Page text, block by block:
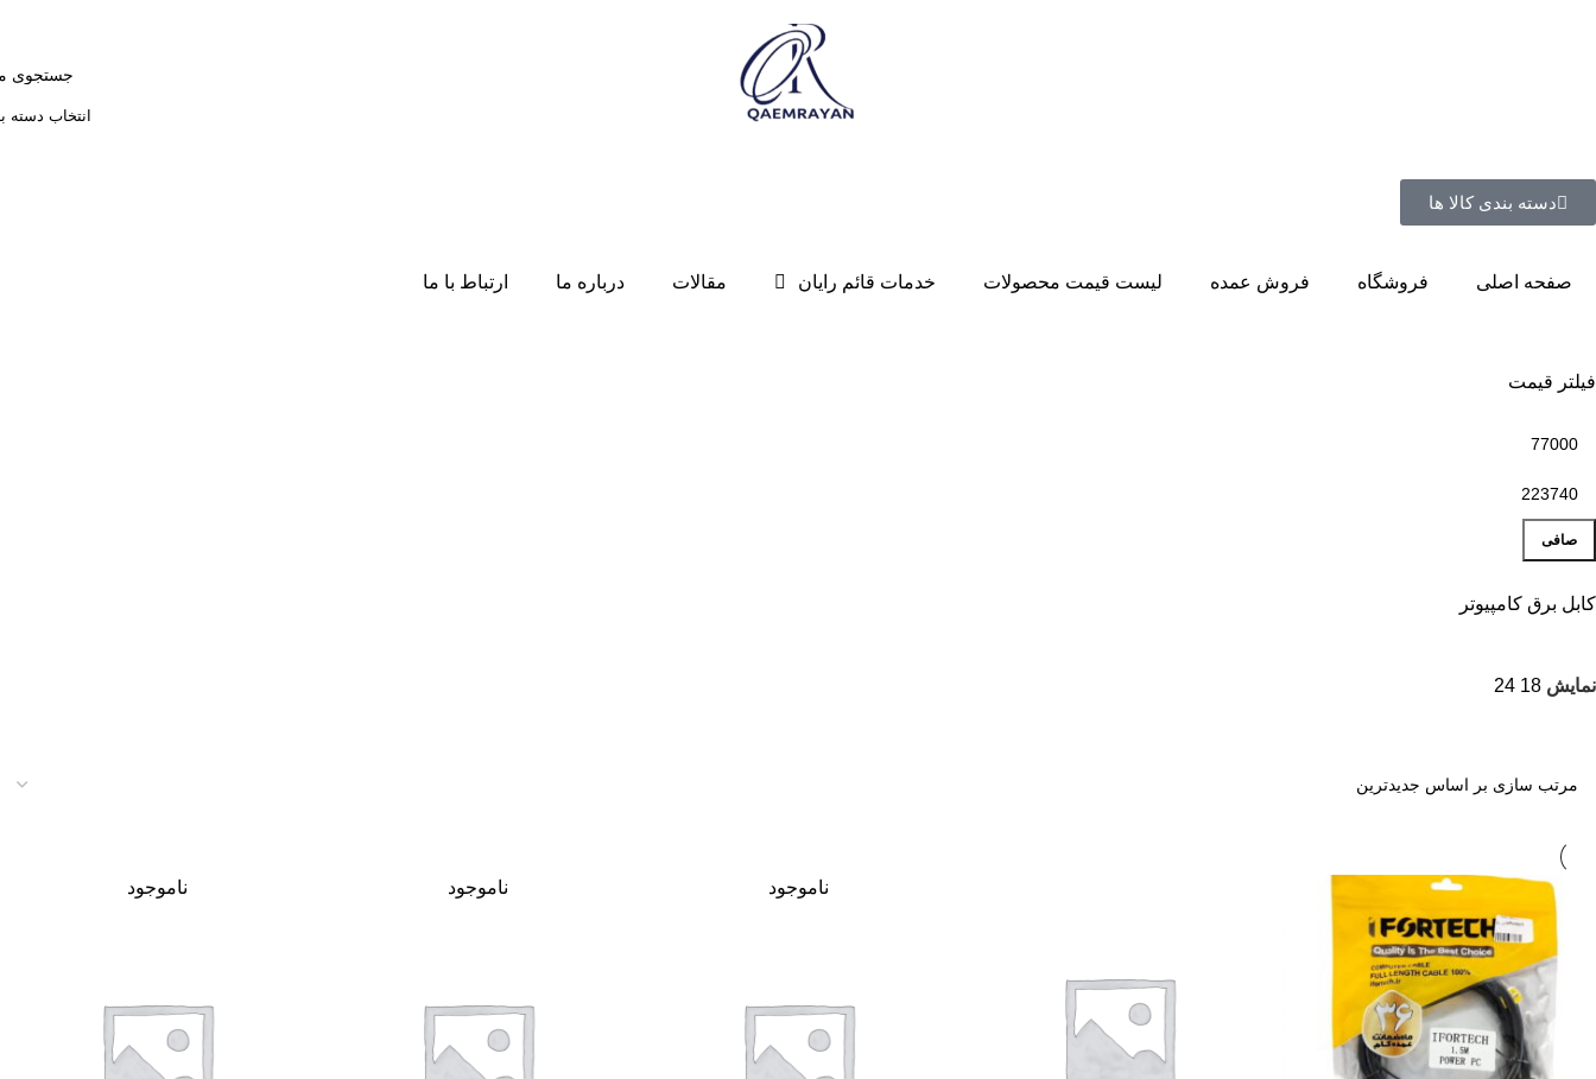
انتخاب دسته
دسته بندی کالا ها
صفحه اصلی فروشگاه فروش عمده لیست قیمت محصولات خدمات قائم رایان مقالات درباره ما ارتباط با ما
فیلتر قیمت
صافی
کابل برق کامپیوتر
نمایش 18
24
ناموجود ناموجود ناموجود